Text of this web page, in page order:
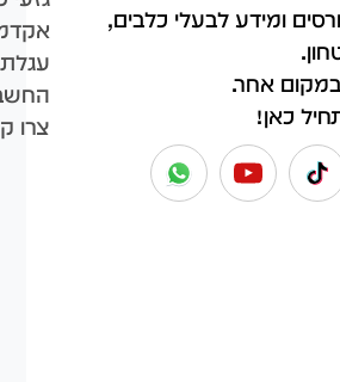
ומידע לבעלי כלבים,
אחר.
כאן!
עגלת
צרו